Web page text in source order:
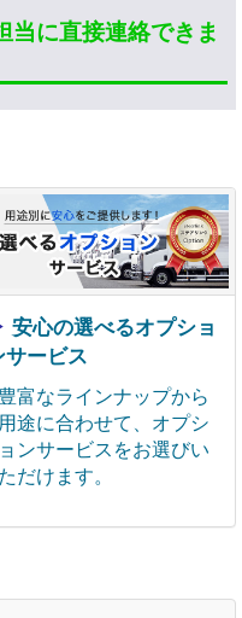
に直接連絡できま
安心の選べるオプショ
サービス
豊富なラインナップから
用途に合わせて、オプシ
ョンサービスをお選びい
ただけます。